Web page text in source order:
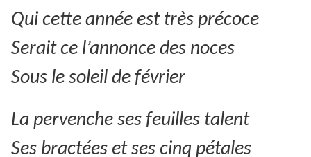
Qui cette année est très précoce
Serait ce l’annonce des noces
Sous le soleil de février
La pervenche ses feuilles talent
Ses bractées et ses cinq pétales